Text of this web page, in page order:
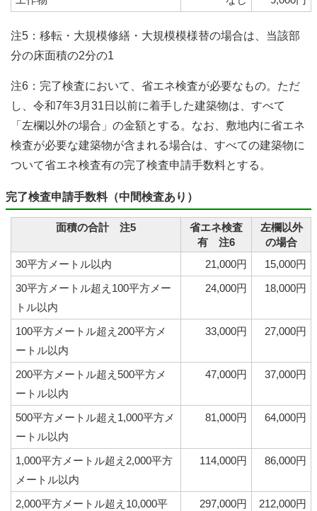
注5：移転・大規模修繕・大規模模様替の場合は、当該部
分の床面積の2分の1
注6：完了検査において、省エネ検査が必要なもの。ただ
し、令和7年3月31日以前に着手した建築物は、すべて
「左欄以外の場合」の金額とする。なお、敷地内に省エネ
検査が必要な建築物が含まれる場合は、すべての建築物に
ついて省エネ検査有の完了検査申請手数料とする。
完了検査申請手数料（中間検査あり）
面積の合計 注5
省エネ検査
有 注6
左欄以外
の場合
30平方メートル以内
21,000円
15,000円
30平方メートル超え100平方メー
トル以内
24,000円 18,000円
100平方メートル超え200平方メ
ートル以内
33,000円 27,000円
200平方メートル超え500平方メ
ートル以内
47,000円 37,000円
500平方メートル超え1,000平方メ
ートル以内
81,000円 64,000円
1,000平方メートル超え2,000平方
メートル以内
114,000円 86,000円
2,000平方メートル超え10,000平
297,000円 212,000円